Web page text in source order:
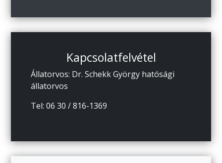
Kapcsolatfelvétel
Állatorvos: Dr. Schekk György hatósági
állatorvos
Tel: 06 30 / 816-1369